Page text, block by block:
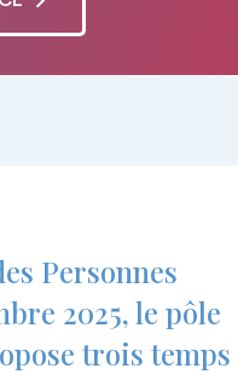
Personnes
2025, le pôle
trois temps